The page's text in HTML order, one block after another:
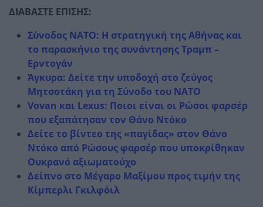
ΔΙΑΒΑΣΤΕ ΕΠΙΣΗΣ:
Σύνοδος ΝΑΤΟ: Η στρατηγική της Αθήνας και
το παρασκήνιο της συνάντησης Τραμπ –
Ερντογάν
Άγκυρα: Δείτε την υποδοχή στο ζεύγος
Μητσοτάκη για τη Σύνοδο του ΝΑΤΟ
Vovan και Lexus: Ποιοι είναι οι Ρώσοι φαρσέρ
που εξαπάτησαν τον Θάνο Ντόκο
Δείτε το βίντεο της «παγίδας» στον Θάνο
Ντόκο από Ρώσους φαρσέρ που υποκρίθηκαν
Ουκρανό αξιωματούχο
Δείπνο στο Μέγαρο Μαξίμου προς τιμήν της
Κίμπερλι Γκιλφόιλ